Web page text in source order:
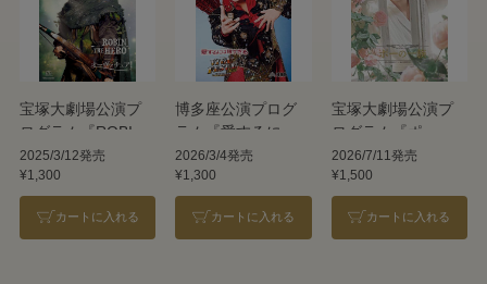
宝塚大劇場公演プ
ログラム『ROBIN
THE HERO』『オ
ーヴァチュア！』
＜雪組＞
2025/3/12発売
¥1,300
カートに入れる
博多座公演プログ
ラム『愛するには
短すぎる』『VIVA!
FESTA! 2026 in
HAKATA』＜宙組＞
2026/3/4発売
¥1,300
カートに入れる
宝塚大劇場公演プ
ログラム『ポーの
一族』＜雪組＞
2026/7/11発売
¥1,500
カートに入れる